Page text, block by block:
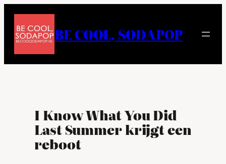
naar
inhoud
BE COOL, SODAPOP
I Know What You Did
Last Summer krijgt een
reboot